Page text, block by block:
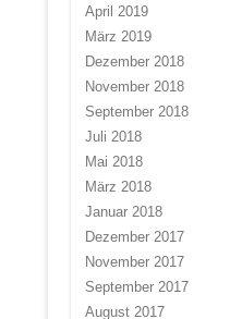
April 2019
März 2019
Dezember 2018
November 2018
September 2018
Juli 2018
Mai 2018
März 2018
Januar 2018
Dezember 2017
November 2017
September 2017
August 2017